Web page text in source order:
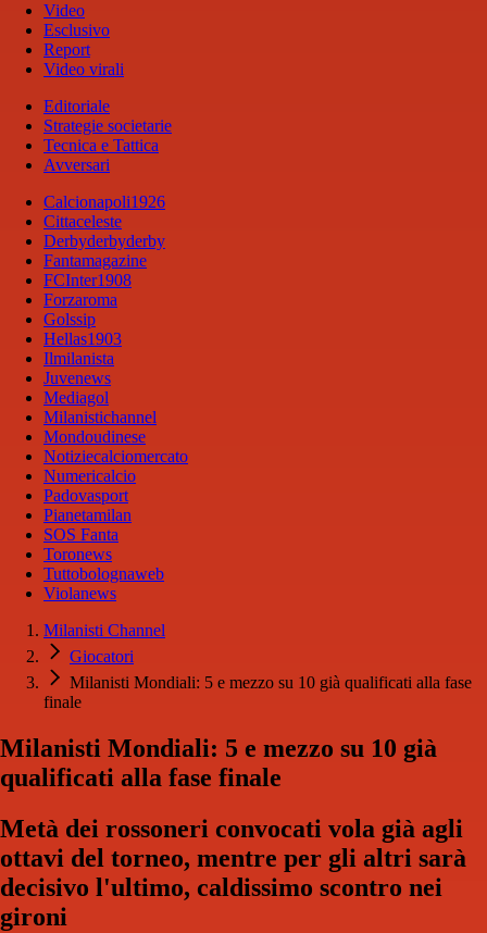
Video
Esclusivo
Report
Video virali
Editoriale
Strategie societarie
Tecnica e Tattica
Avversari
Calcionapoli1926
Cittaceleste
Derbyderbyderby
Fantamagazine
FCInter1908
Forzaroma
Golssip
Hellas1903
Ilmilanista
Juvenews
Mediagol
Milanistichannel
Mondoudinese
Notiziecalciomercato
Numericalcio
Padovasport
Pianetamilan
SOS Fanta
Toronews
Tuttobolognaweb
Violanews
Milanisti Channel
Giocatori
Milanisti Mondiali: 5 e mezzo su 10 già qualificati alla fase
finale
Milanisti Mondiali: 5 e mezzo su 10 già
qualificati alla fase finale
Metà dei rossoneri convocati vola già agli
ottavi del torneo, mentre per gli altri sarà
decisivo l'ultimo, caldissimo scontro nei
gironi